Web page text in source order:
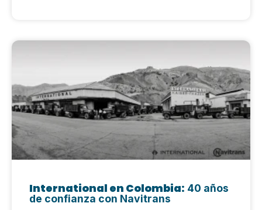
International en Colombia: 40 años
de confianza con Navitrans